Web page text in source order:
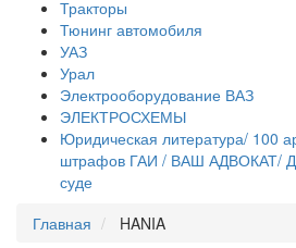
Тракторы
Тюнинг автомобиля
УАЗ
Урал
Электрооборудование ВАЗ
ЭЛЕКТРОСХЕМЫ
Юридическая литература/ 100
штрафов ГАИ / ВАШ АДВОКАТ/
суде
Главная
HANIA